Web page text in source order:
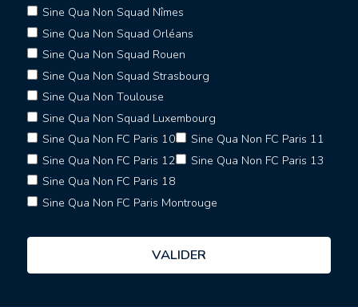
Sine Qua Non Squad Nîmes
Sine Qua Non Squad Orléans
Sine Qua Non Squad Rouen
Sine Qua Non Squad Strasbourg
Sine Qua Non Toulouse
Sine Qua Non Squad Luxembourg
Sine Qua Non FC Paris 10
Sine Qua Non FC Paris 11
Sine Qua Non FC Paris 12
Sine Qua Non FC Paris 13
Sine Qua Non FC Paris 18
Sine Qua Non FC Paris Montrouge